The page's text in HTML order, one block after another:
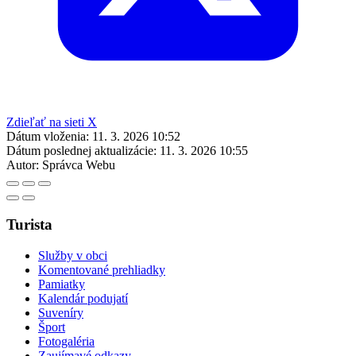
Zdieľať na sieti X
Dátum vloženia: 11. 3. 2026 10:52
Dátum poslednej aktualizácie: 11. 3. 2026 10:55
Autor: Správca Webu
Turista
Služby v obci
Komentované prehliadky
Pamiatky
Kalendár podujatí
Suveníry
Šport
Fotogaléria